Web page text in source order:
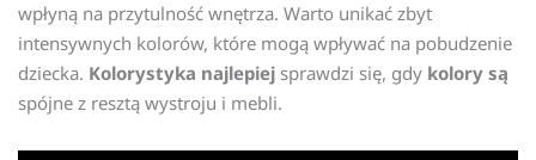
wpłyną na przytulność wnętrza. Warto unikać zbyt
intensywnych kolorów, które mogą wpływać na pobudzenie
dziecka. Kolorystyka najlepiej sprawdzi się, gdy kolory są
spójne z resztą wystroju i mebli.